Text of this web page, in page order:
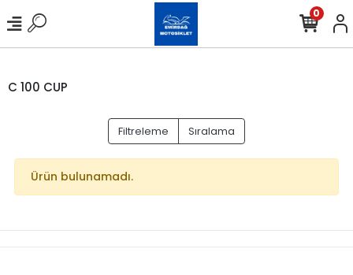
0
C 100 CUP
Filtreleme Sıralama
Ürün bulunamadı.